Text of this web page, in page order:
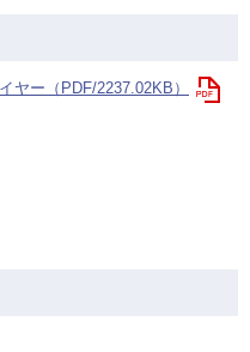
ヤー（PDF/2237.02KB）